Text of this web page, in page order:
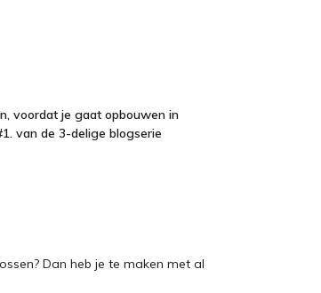
voordat je gaat opbouwen in
van de 3-delige blogserie
Dan heb je te maken met al